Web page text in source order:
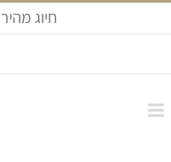
Skip
חיוג מהיר